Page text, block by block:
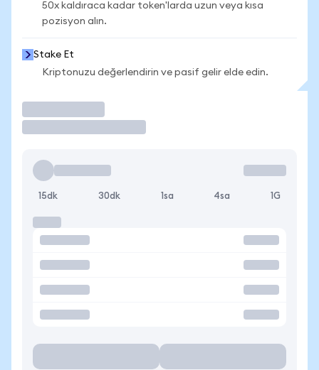
50x kaldıraca kadar token'larda uzun veya kısa
pozisyon alın.
Stake Et
Kriptonuzu değerlendirin ve pasif gelir elde edin.
15dk 30dk 1sa 4sa 1G